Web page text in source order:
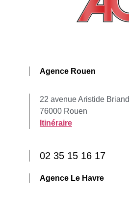
Agence Rouen
22 avenue Aristide Briand
76000 Rouen
Itinéraire
02 35 15 16 17
Agence Le Havre